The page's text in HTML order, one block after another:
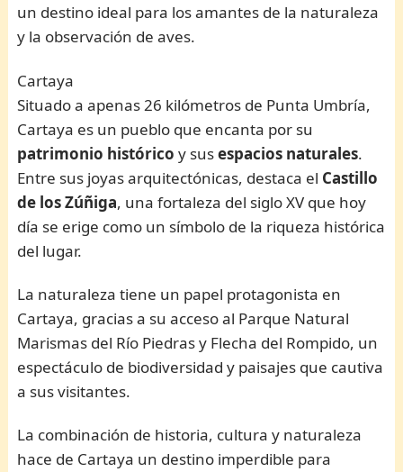
un destino ideal para los amantes de la naturaleza
y la observación de aves.
Cartaya
Situado a apenas 26 kilómetros de Punta Umbría,
Cartaya es un pueblo que encanta por su
patrimonio histórico y susespacios naturales.
Entre sus joyas arquitectónicas, destaca el Castillo
de los Zúñiga, una fortaleza del siglo XV que hoy
día se erige como un símbolo de la riqueza histórica
del lugar.
La naturaleza tiene un papel protagonista en
Cartaya, gracias a su acceso al Parque Natural
Marismas del Río Piedras y Flecha del Rompido, un
espectáculo de biodiversidad y paisajes que cautiva
a sus visitantes.
La combinación de historia, cultura y naturaleza
hace de Cartaya un destino imperdible para